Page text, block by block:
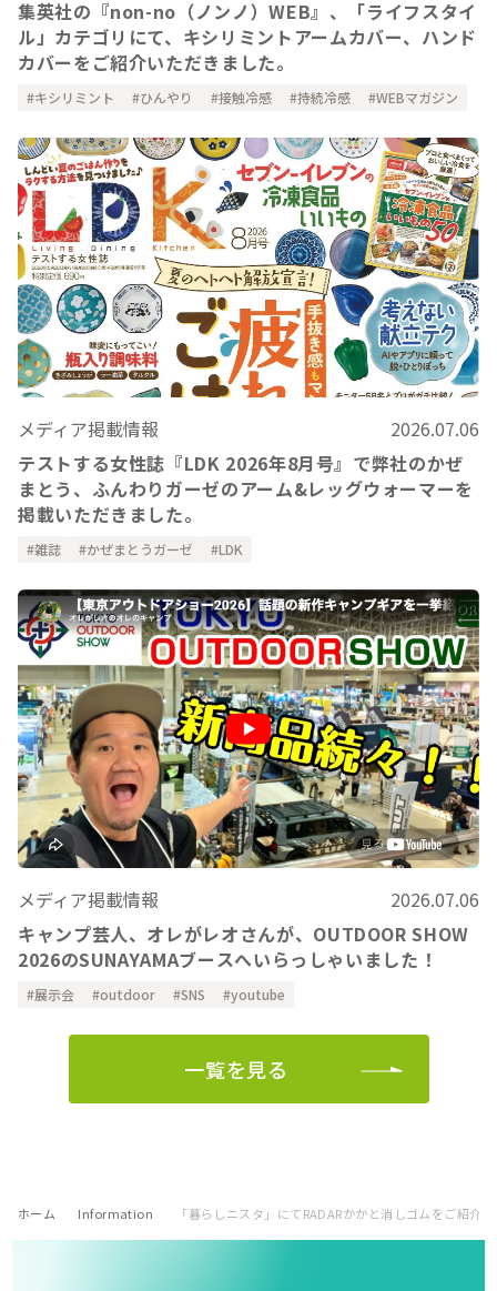
集英社の『non-no（ノンノ）WEB』、「ライフスタイ
ル」カテゴリにて、キシリミントアームカバー、ハンド
カバーをご紹介いただきました。
キシリミント ひんやり 接触冷感 持続冷感 WEBマガジン
メディア掲載情報
2026.07.06
テストする女性誌『LDK 2026年8月号』で弊社のかぜ
まとう、ふんわりガーゼのアーム&レッグウォーマーを
掲載いただきました。
雑誌 かぜまとうガーゼ LDK
メディア掲載情報
2026.07.06
キャンプ芸人、オレがレオさんが、OUTDOOR SHOW
2026のSUNAYAMAブースへいらっしゃいました！
展示会 outdoor SNS youtube
一覧を見る
ホーム Information 「暮らしニスタ」にてRADARかかと消しゴムをご紹介